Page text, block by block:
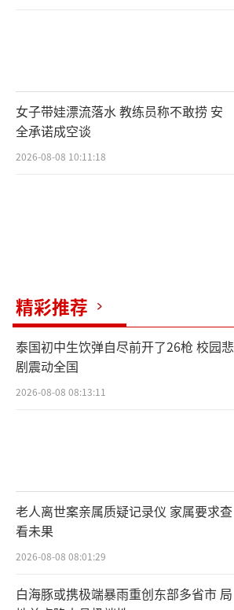
女子带娃漂流落水 教练员称不敢捞 安
全承诺成空谈
2026-08-08 10:11:18
精彩推荐
泰国初中生饮弹自尽前开了26枪 校园悲
剧震动全国
2026-08-08 08:13:11
老人离世案亲属质疑记录仪 家属要求查
看未果
2026-08-08 08:01:29
白海豚或携极端暴雨重创东部多省市 局